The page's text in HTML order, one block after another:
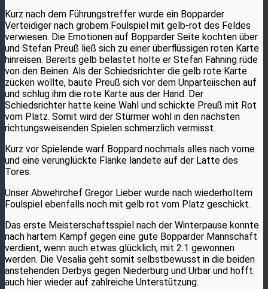
Kurz nach dem Führungstreffer wurde ein Bopparder
Verteidiger nach grobem Foulspiel mit gelb-rot des Feldes
verwiesen. Die Emotionen auf Bopparder Seite kochten über
und Stefan Preuß ließ sich zu einer überflüssigen roten Karte
hinreisen. Bereits gelb belastet holte er Stefan Fahning rüde
von den Beinen. Als der Schiedsrichter die gelb rote Karte
zücken wollte, baute Preuß sich vor dem Unparteiischen auf
und schlug ihm die rote Karte aus der Hand. Der
Schiedsrichter hatte keine Wahl und schickte Preuß mit Rot
vom Platz. Somit wird der Stürmer wohl in den nächsten
richtungsweisenden Spielen schmerzlich vermisst.
Kurz vor Spielende warf Boppard nochmals alles nach vorne
und eine verunglückte Flanke landete auf der Latte des
Tores.
Unser Abwehrchef Gregor Lieber wurde nach wiederholtem
Foulspiel ebenfalls noch mit gelb rot vom Platz geschickt.
Das erste Meisterschaftsspiel nach der Winterpause konnte
nach hartem Kampf gegen eine gute Bopparder Mannschaft
verdient, wenn auch etwas glücklich, mit 2:1 gewonnen
werden. Die Vesalia geht somit selbstbewusst in die beiden
anstehenden Derbys gegen Niederburg und Urbar und hofft
auch hier wieder auf zahlreiche Unterstützung.